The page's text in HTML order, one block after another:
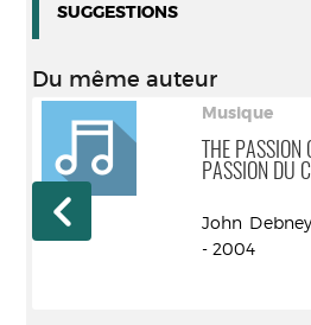
SUGGESTIONS
Du même auteur
Musique
THE
PASSION DU
John Debney
- 2004